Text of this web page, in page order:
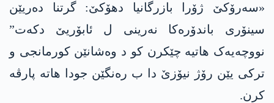
«سەرۆکێ ژۆرا بازرگانیا دھۆکێ: گرتنا دەریێن
سینۆری باندۆرەکا نەرینی ل ئابۆریێ دکەت”
نووچەیەک هاتیە چێکرن کو د وەشانێن کورمانجی و
ترکی یێن رۆژ نیۆزێ دا ب رەنگێن جودا ھاتە پارڤە
کرن.